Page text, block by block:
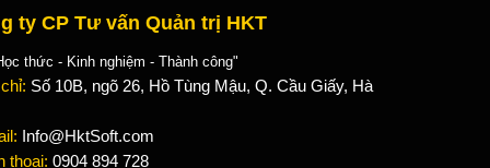
ty CP Tư vấn Quản trị HKT
- Kinh nghiệm - Thành công"
Số 10B, ngõ 26, Hồ Tùng Mậu, Q. Cầu Giấy, Hà
Info@HktSoft.com
thoại: 0904 894 728